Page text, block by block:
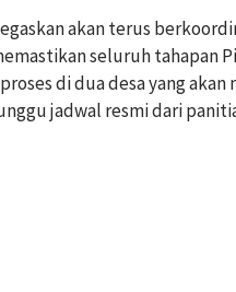
akan terus
seluruh tahapan
di dua desa yang
jadwal resmi dari